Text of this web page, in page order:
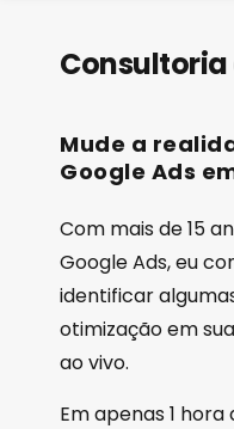
Consultoria
Mude a
Google Ads
Com mais de 15
Google Ads, eu
identificar
otimização em
ao vivo.
Em apenas 1